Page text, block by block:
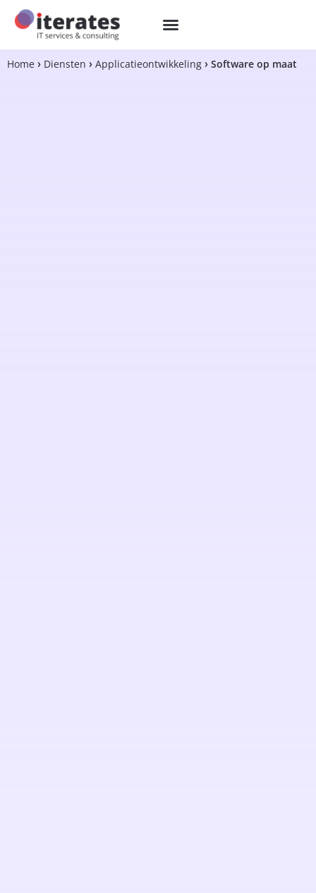
Home Diensten Applicatieontwikkeling Software op maat